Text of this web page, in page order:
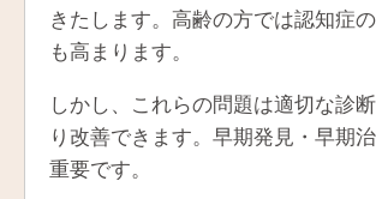
きたします。高齢の方では認知症
も高まります。
しかし、これらの問題は適切な診
り改善できます。早期発見・早期
重要です。